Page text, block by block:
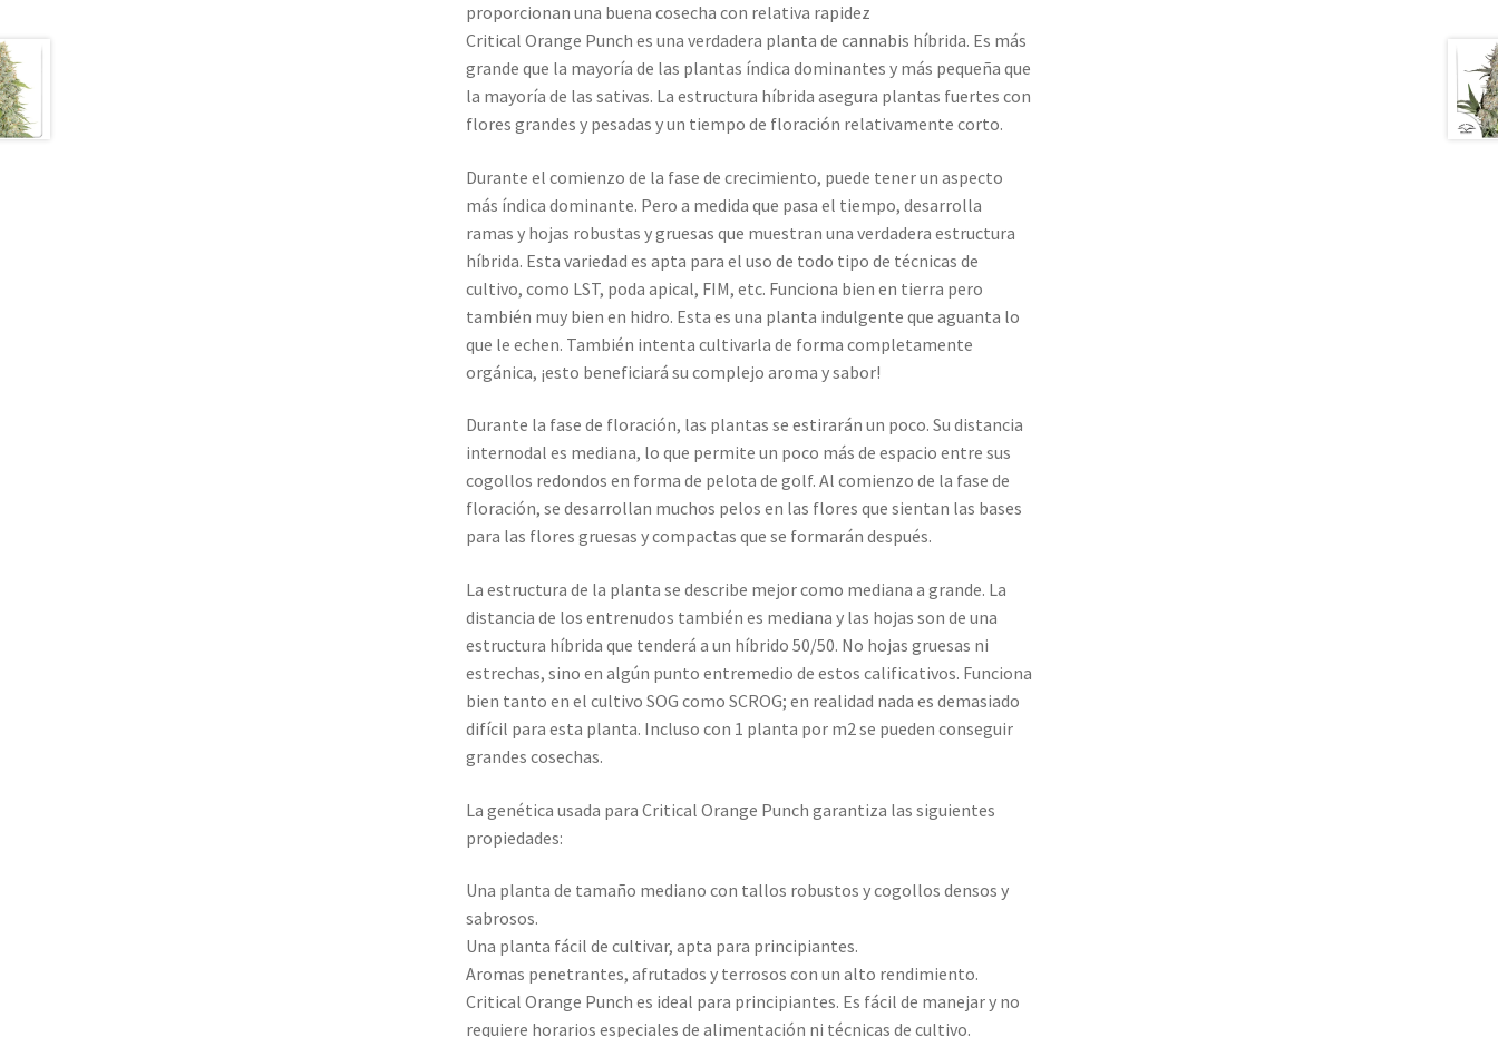
proporcionan una buena cosecha con relativa rapidez
Critical Orange Punch es una verdadera planta de cannabis híbrida. Es más
grande que la mayoría de las plantas índica dominantes y más pequeña que
la mayoría de las sativas. La estructura híbrida asegura plantas fuertes con
flores grandes y pesadas y un tiempo de floración relativamente corto.
Durante el comienzo de la fase de crecimiento, puede tener un aspecto
más índica dominante. Pero a medida que pasa el tiempo, desarrolla
ramas y hojas robustas y gruesas que muestran una verdadera estructura
híbrida. Esta variedad es apta para el uso de todo tipo de técnicas de
cultivo, como LST, poda apical, FIM, etc. Funciona bien en tierra pero
también muy bien en hidro. Esta es una planta indulgente que aguanta lo
que le echen. También intenta cultivarla de forma completamente
orgánica, ¡esto beneficiará su complejo aroma y sabor!
Durante la fase de floración, las plantas se estirarán un poco. Su distancia
internodal es mediana, lo que permite un poco más de espacio entre sus
cogollos redondos en forma de pelota de golf. Al comienzo de la fase de
floración, se desarrollan muchos pelos en las flores que sientan las bases
para las flores gruesas y compactas que se formarán después.
La estructura de la planta se describe mejor como mediana a grande. La
distancia de los entrenudos también es mediana y las hojas son de una
estructura híbrida que tenderá a un híbrido 50/50. No hojas gruesas ni
estrechas, sino en algún punto entremedio de estos calificativos. Funciona
bien tanto en el cultivo SOG como SCROG; en realidad nada es demasiado
difícil para esta planta. Incluso con 1 planta por m2 se pueden conseguir
grandes cosechas.
La genética usada para Critical Orange Punch garantiza las siguientes
propiedades:
Una planta de tamaño mediano con tallos robustos y cogollos densos y
sabrosos.
Una planta fácil de cultivar, apta para principiantes.
Aromas penetrantes, afrutados y terrosos con un alto rendimiento.
Critical Orange Punch es ideal para principiantes. Es fácil de manejar y no
requiere horarios especiales de alimentación ni técnicas de cultivo.